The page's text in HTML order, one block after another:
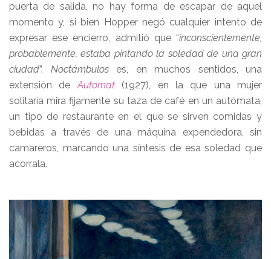
puerta de salida, no hay forma de escapar de aquel
momento y, si bien Hopper negó cualquier intento de
expresar ese encierro, admitió que “inconscientemente,
probablemente, estaba pintando la soledad de una gran
ciudad”. Noctámbuloses, en muchos sentidos, una
extensión deAutomat(1927), en la que una mujer
solitaria mira fijamente su taza de café en un autómata,
un tipo de restaurante en el que se sirven comidas y
bebidas a través de una máquina expendedora, sin
camareros, marcando una síntesis de esa soledad que
acorrala.